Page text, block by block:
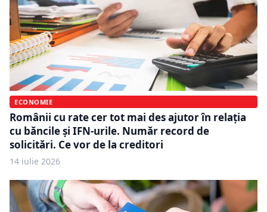
ECONOMIE
Românii cu rate cer tot mai des ajutor în relația
cu băncile și IFN-urile. Număr record de
solicitări. Ce vor de la creditori
14 iulie 2026